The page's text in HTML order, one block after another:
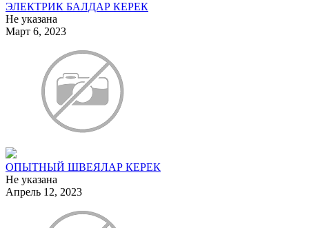
ЭЛЕКТРИК БАЛДАР КЕРЕК
Не указана
Март 6, 2023
ОПЫТНЫЙ ШВЕЯЛАР КЕРЕК
Не указана
Апрель 12, 2023